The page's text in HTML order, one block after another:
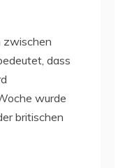
zwischen
dass
wurde
britischen